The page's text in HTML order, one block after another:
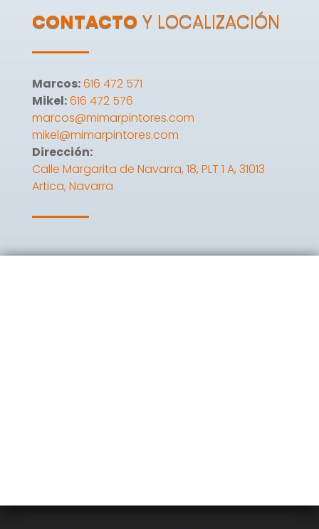
CONTACTO Y LOCALIZACIÓN
Marcos:616 472 571
Mikel:616 472 576
marcos@mimarpintores.com
mikel@mimarpintores.com
Dirección:
Calle Margarita de Navarra, 18, PLT 1 A, 31013
Artica, Navarra